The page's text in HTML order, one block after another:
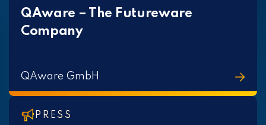
QAware – The Futureware
Company
QAware GmbH
PRESS